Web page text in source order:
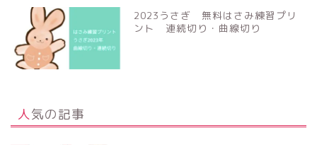
2023うさぎ 無料はさみ練習プリ
ント 連続切り・曲線切り
人気の記事